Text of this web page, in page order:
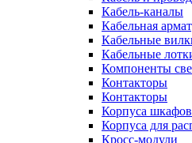
Кабель-каналы
Кабельная
Кабельные
Кабельные
Компоненты
Контакторы
Контакторы
Корпуса
Корпуса для
Кросс-модули